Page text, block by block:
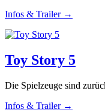
Infos & Trailer →
Toy Story 5
Die Spielzeuge sind
Infos & Trailer →